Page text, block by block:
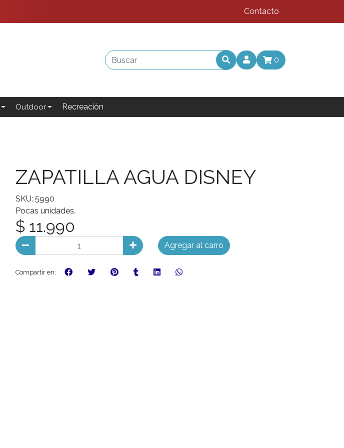
Contacto
0
Outdoor Recreación
ZAPATILLA AGUA DISNEY
SKU: 5990
Pocas unidades.
$ 11.990
Agregar al carro
Compartir en: